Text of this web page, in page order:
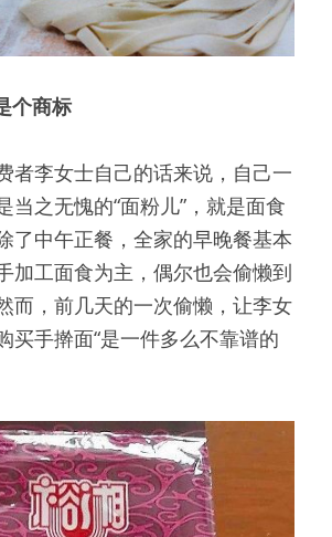
个商标
者李女士自己的话来说，自己一
当之无愧的“面粉儿”，就是面食
了中午正餐，全家的早晚餐基本
加工面食为主，偶尔也会偷懒到
而，前几天的一次偷懒，让李女
买手擀面“是一件多么不靠谱的